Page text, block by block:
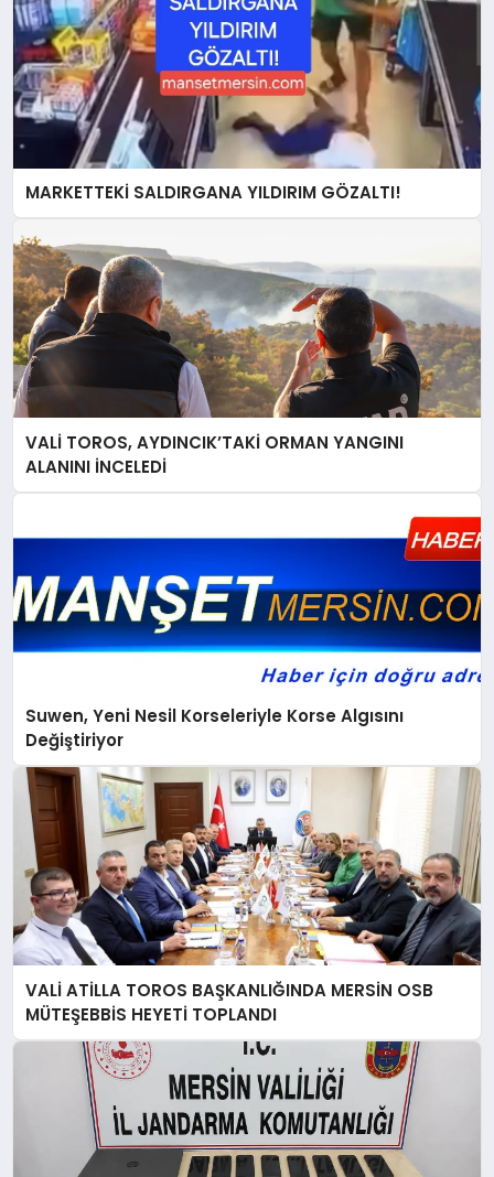
MARKETTEKİ SALDIRGANA YILDIRIM GÖZALTI!
VALİ TOROS, AYDINCIK’TAKİ ORMAN YANGINI
ALANINI İNCELEDİ
Suwen, Yeni Nesil Korseleriyle Korse Algısını
Değiştiriyor
VALİ ATİLLA TOROS BAŞKANLIĞINDA MERSİN OSB
MÜTEŞEBBİS HEYETİ TOPLANDI